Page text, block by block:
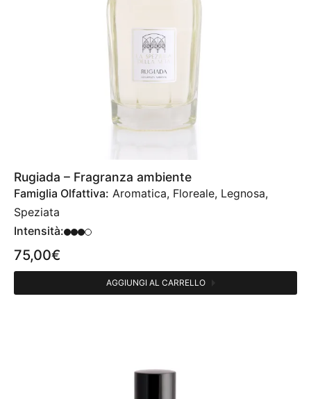
Rugiada – Fragranza ambiente
Famiglia Olfattiva: Aromatica, Floreale, Legnosa,
Speziata
Intensità:
75,00€
AGGIUNGI AL CARRELLO